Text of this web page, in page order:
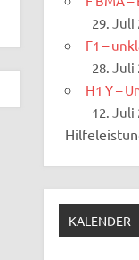
29. Juli
F1 –
28. Juli
H1 Y –
12. Juli
KALENDER